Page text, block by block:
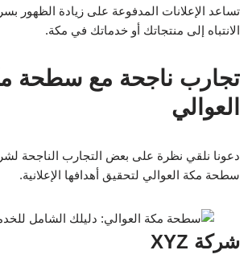
تساعد الإعلانات المدفوعة على زيادة الظهور
الانتباه إلى منتجاتك أو خدماتك في مكة.
تجارب ناجحة مع سطحة
العوالي
دعونا نلقي نظرة على بعض التجارب الناجحة
سطحة مكة العوالي لتحقيق أهدافها الإعلانية.
شركة XYZ